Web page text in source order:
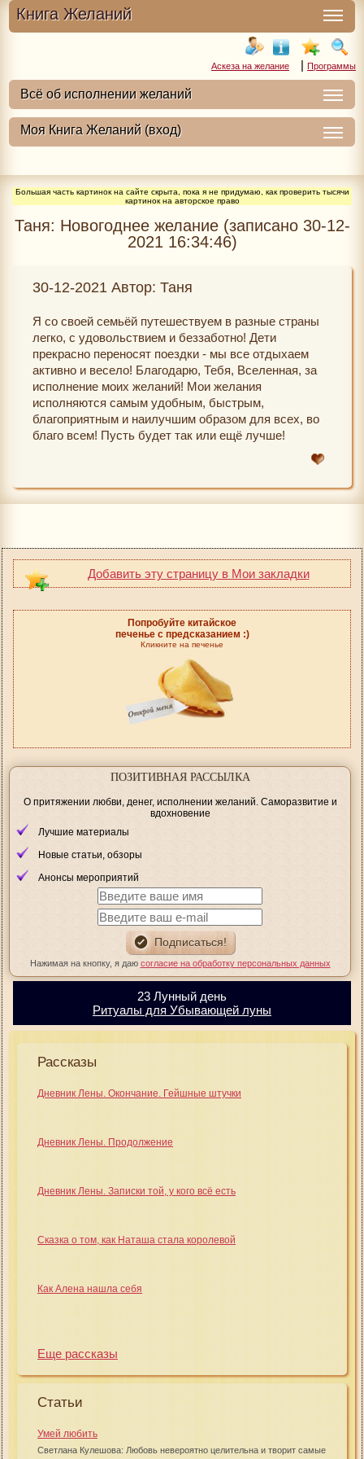
Книга Желаний
Аскеза на желание | Программы
Большая часть картинок на сайте скрыта, пока я не придумаю, как проверить тысячи
картинок на авторское право
Таня: Новогоднее желание (записано 30-12-
2021 16:34:46)
30-12-2021 Автор: Таня
Я со своей семьёй путешествуем в разные страны
легко, с удовольствием и беззаботно! Дети
прекрасно переносят поездки - мы все отдыхаем
активно и весело! Благодарю, Тебя, Вселенная, за
исполнение моих желаний! Мои желания
исполняются самым удобным, быстрым,
благоприятным и наилучшим образом для всех, во
благо всем! Пусть будет так или ещё лучше!
Добавить эту страницу в Мои закладки
Попробуйте китайское
печенье с предсказанием :)
Кликните на печенье
ПОЗИТИВНАЯ РАССЫЛКА
О притяжении любви, денег, исполнении желаний. Саморазвитие и
вдохновение
Лучшие материалы
Новые статьи, обзоры
Анонсы мероприятий
Нажимая на кнопку, я даю согласие на обработку персональных данных
23 Лунный день
Ритуалы для Убывающей луны
Рассказы
Дневник Лены. Окончание. Гейшные штучки
Дневник Лены. Продолжение
Дневник Лены. Записки той, у кого всё есть
Сказка о том, как Наташа стала королевой
Как Алена нашла себя
Еще рассказы
Статьи
Умей любить
Светлана Кулешова: Любовь невероятно целительна и творит самые